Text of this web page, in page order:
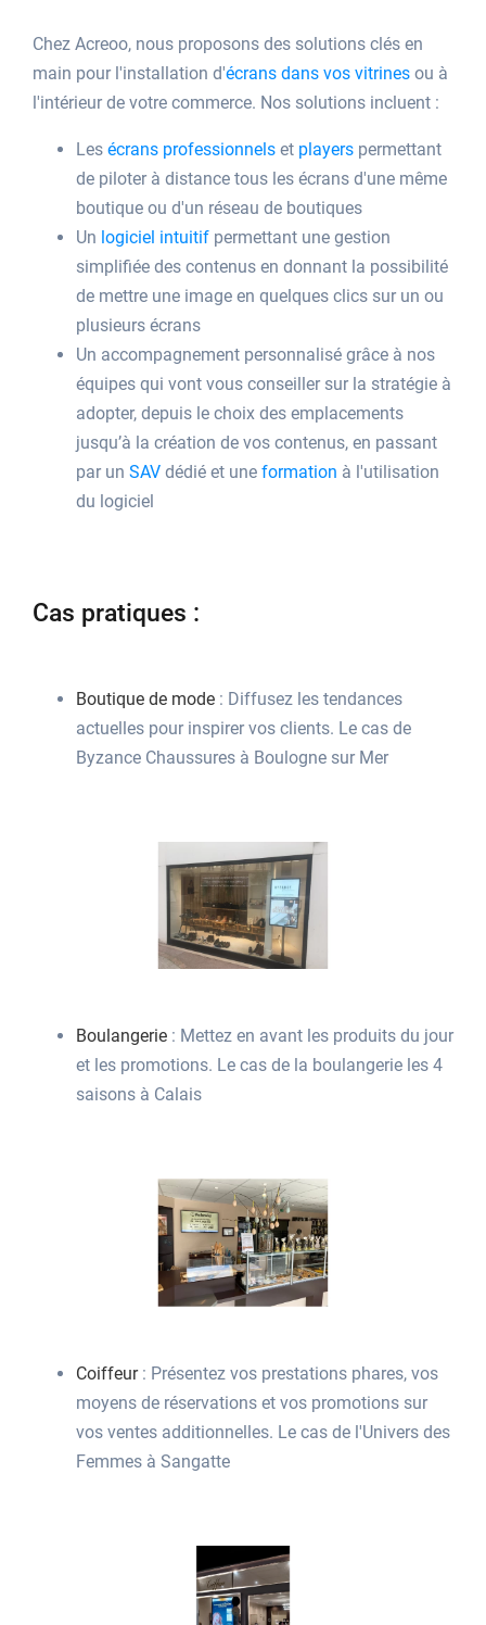
Chez Acreoo, nous proposons des solutions clés en
main pour l'installation d'écrans dans vos vitrines ou à
l'intérieur de votre commerce. Nos solutions incluent :
Les écrans professionnels et players permettant
de piloter à distance tous les écrans d'une même
boutique ou d'un réseau de boutiques
Un logiciel intuitif permettant une gestion
simplifiée des contenus en donnant la possibilité
de mettre une image en quelques clics sur un ou
plusieurs écrans
Un accompagnement personnalisé grâce à nos
équipes qui vont vous conseiller sur la stratégie à
adopter, depuis le choix des emplacements
jusqu’à la création de vos contenus, en passant
par un SAV dédié et une formation à l'utilisation
du logiciel
Cas pratiques :
Boutique de mode : Diffusez les tendances
actuelles pour inspirer vos clients. Le cas de
Byzance Chaussures à Boulogne sur Mer
Boulangerie : Mettez en avant les produits du jour
et les promotions. Le cas de la boulangerie les 4
saisons à Calais
Coiffeur : Présentez vos prestations phares, vos
moyens de réservations et vos promotions sur
vos ventes additionnelles. Le cas de l'Univers des
Femmes à Sangatte